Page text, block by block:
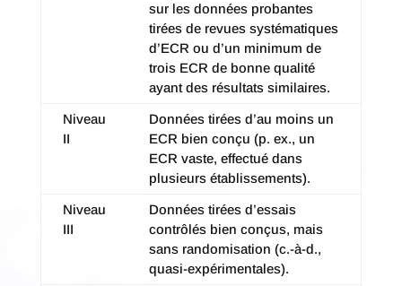
sur les données probantes
tirées de revues systématiques
d’ECR ou d’un minimum de
trois ECR de bonne qualité
ayant des résultats similaires.
Niveau
II
Données tirées d’au moins un
ECR bien conçu (p. ex., un
ECR vaste, effectué dans
plusieurs établissements).
Niveau
III
Données tirées d’essais
contrôlés bien conçus, mais
sans randomisation (c.-à-d.,
quasi-expérimentales).